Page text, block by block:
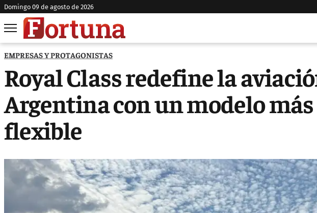
domingo 09 de agosto de 2026
EMPRESAS Y PROTAGONISTAS
Royal Class redefine la
Argentina con un modelo
flexible